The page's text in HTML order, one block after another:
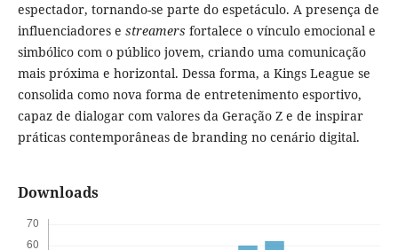
espectador, tornando-se parte do espetáculo. A presença de
influenciadores e streamers fortalece o vínculo emocional e
simbólico com o público jovem, criando uma comunicação
mais próxima e horizontal. Dessa forma, a Kings League se
consolida como nova forma de entretenimento esportivo,
capaz de dialogar com valores da Geração Z e de inspirar
práticas contemporâneas de branding no cenário digital.
Downloads